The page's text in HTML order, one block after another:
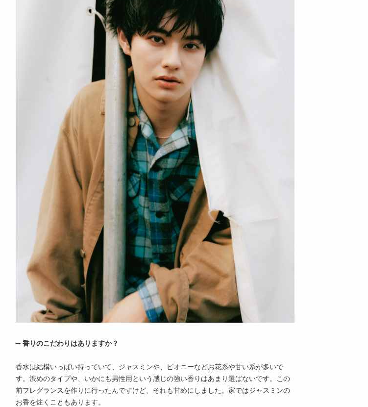
─ 香りのこだわりはありますか？
香水は結構いっぱい持っていて、ジャスミンや、ピオニーなどお花系や甘い系が多いで
す。渋めのタイプや、いかにも男性用という感じの強い香りはあまり選ばないです。この
前フレグランスを作りに行ったんですけど、それも甘めにしました。家ではジャスミンの
お香を炷くこともあります。